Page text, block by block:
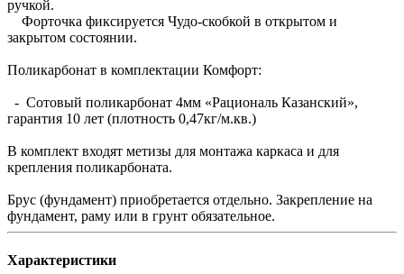
ручкой.
Форточка фиксируется Чудо-скобкой в открытом и
закрытом состоянии.
Поликарбонат в комплектации Комфорт:
- Сотовый поликарбонат 4мм «Рациональ Казанский»,
гарантия 10 лет (плотность 0,47кг/м.кв.)
В комплект входят метизы для монтажа каркаса и для
крепления поликарбоната.
Брус (фундамент) приобретается отдельно. Закрепление на
фундамент, раму или в грунт обязательное.
Характеристики